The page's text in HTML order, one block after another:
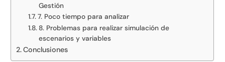
Gestión
7. Poco tiempo para analizar
8. Problemas para realizar simulación de
escenarios y variables
Conclusiones